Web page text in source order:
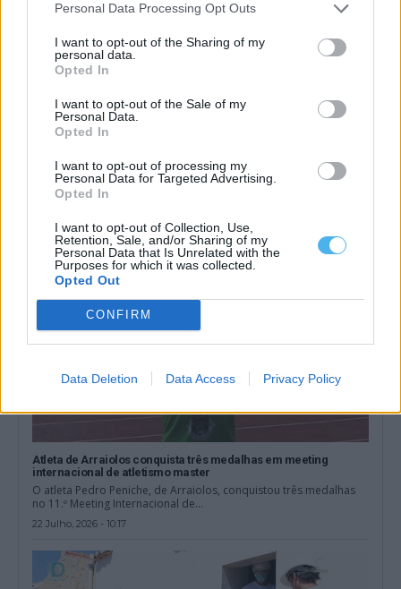
Personal Data Processing Opt Outs
I want to opt-out of the Sharing of my
personal data.
Opted In
I want to opt-out of the Sale of my
Personal Data.
Opted In
I want to opt-out of processing my
Personal Data for Targeted Advertising.
Opted In
I want to opt-out of Collection, Use,
Retention, Sale, and/or Sharing of my
Personal Data that Is Unrelated with the
Purposes for which it was collected.
Opted Out
CONFIRM
Data Deletion Data Access Privacy Policy
Câmara de Arraiolos volta a lançar concurso de 3 milhões para
A Câmara Municipal de Arraiolos voltou a avançar com um
concurso público para transformar...
31 Julho, 2026 - 19:00
Atleta de Arraiolos conquista três medalhas em meeting
internacional de atletismo master
O atleta Pedro Peniche, de Arraiolos, conquistou três medalhas
no 11.º Meeting Internacional de...
22 Julho, 2026 - 10:17